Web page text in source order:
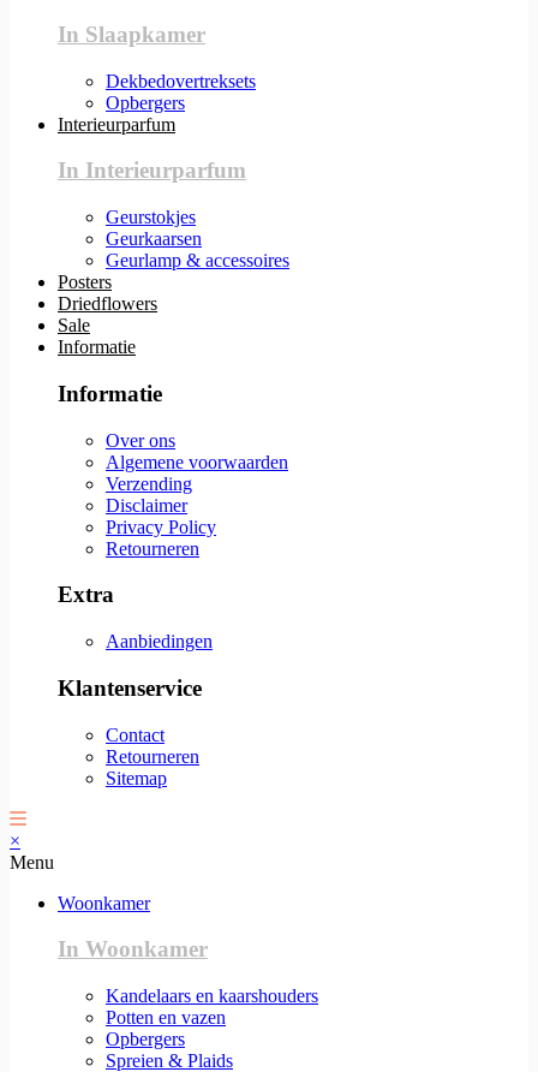
In Slaapkamer
Dekbedovertreksets
Opbergers
Interieurparfum
In Interieurparfum
Geurstokjes
Geurkaarsen
Geurlamp & accessoires
Posters
Driedflowers
Sale
Informatie
Informatie
Over ons
Algemene voorwaarden
Verzending
Disclaimer
Privacy Policy
Retourneren
Extra
Aanbiedingen
Klantenservice
Contact
Retourneren
Sitemap
×
Menu
Woonkamer
In Woonkamer
Kandelaars en kaarshouders
Potten en vazen
Opbergers
Spreien & Plaids